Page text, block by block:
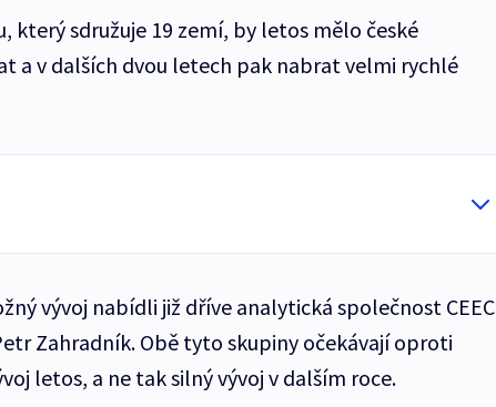
který sdružuje 19 zemí, by letos mělo české
a v dalších dvou letech pak nabrat velmi rychlé
vývoj nabídli již dříve analytická společnost CEEC
Zahradník. Obě tyto skupiny očekávají oproti
letos, a ne tak silný vývoj v dalším roce.